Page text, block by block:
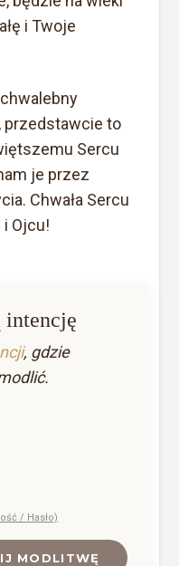
i Twoje
przedstawcie to
Sercu
je przez
Chwała Sercu
Ojcu!
intencję
, gdzie
/ Hasło)
MODLITWĘ